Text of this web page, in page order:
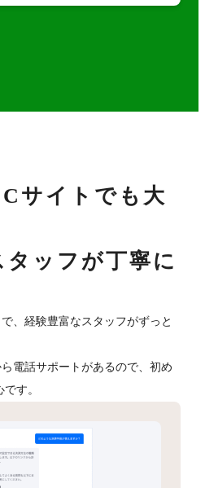
サイトでも大
ッフが丁寧に
、経験豊富なスタッフがずっと
電話サポートがあるので、初め
す。